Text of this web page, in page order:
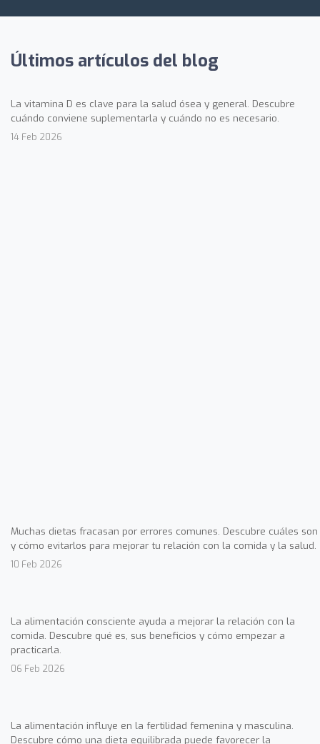
Últimos artículos del blog
La vitamina D es clave para la salud ósea y general. Descubre
cuándo conviene suplementarla y cuándo no es necesario.
14 Feb 2026
Muchas dietas fracasan por errores comunes. Descubre cuáles son
y cómo evitarlos para mejorar tu relación con la comida y la salud.
10 Feb 2026
La alimentación consciente ayuda a mejorar la relación con la
comida. Descubre qué es, sus beneficios y cómo empezar a
practicarla.
06 Feb 2026
La alimentación influye en la fertilidad femenina y masculina.
Descubre cómo una dieta equilibrada puede favorecer la